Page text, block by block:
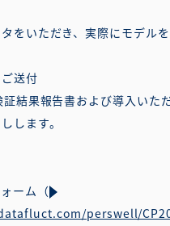
をいただき、実際にモデル
送付
結果報告書および導入いた
します。
ーム（
perswell/